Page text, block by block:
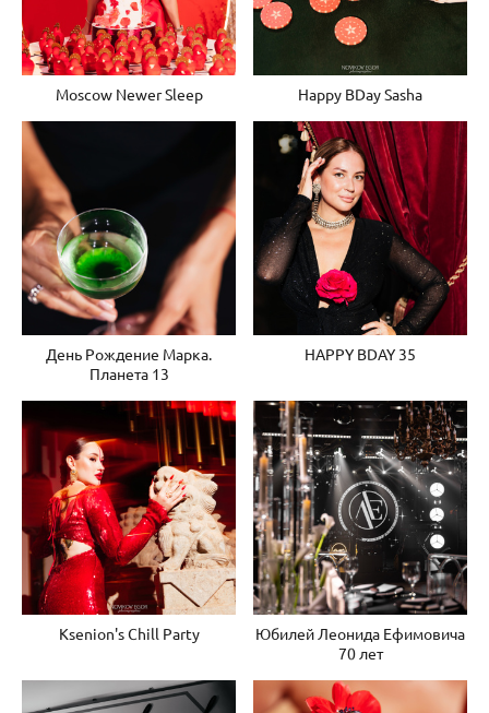
Moscow Newer Sleep Happy BDay Sasha
День Рождение Марка.
Планета 13
HAPPY BDAY 35
Ksenion's Chill Party
Юбилей Леонида Ефимовича
70 лет